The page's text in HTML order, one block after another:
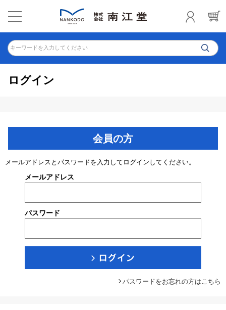
キーワードを入力してください
ログイン
会員の方
メールアドレスとパスワードを入力してログインしてください。
メールアドレス
パスワード
パスワードをお忘れの方はこちら